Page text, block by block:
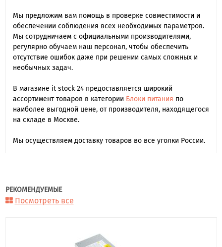
Мы предложим вам помощь в проверке совместимости и
обеспечении соблюдения всех необходимых параметров.
Мы сотрудничаем с официальными производителями,
регулярно обучаем наш персонал, чтобы обеспечить
отсутствие ошибок даже при решении самых сложных и
необычных задач.
В магазине it stock 24 предоставляется широкий
ассортимент товаров в категории Блоки питания по
наиболее выгодной цене, от производителя, находящегося
на складе в Москве.
Мы осуществляем доставку товаров во все уголки России.
РЕКОМЕНДУЕМЫЕ
Посмотреть все